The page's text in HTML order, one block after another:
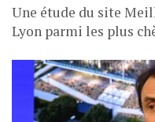
Une étude du site
Lyon parmi les plus